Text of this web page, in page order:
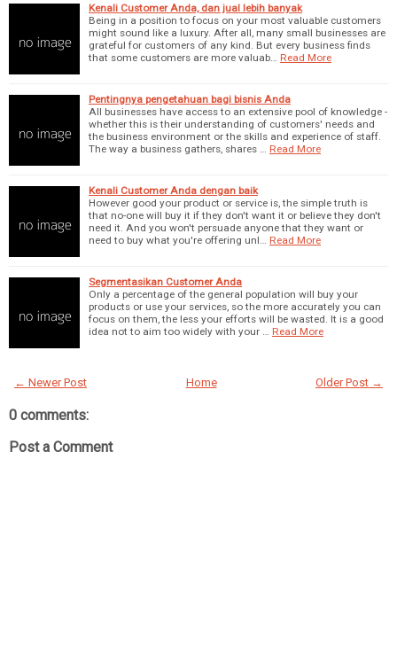
Kenali Customer Anda, dan jual lebih banyak
Being in a position to focus on your most valuable customers
might sound like a luxury. After all, many small businesses are
grateful for customers of any kind. But every business finds
that some customers are more valuab…
Read More
Pentingnya pengetahuan bagi bisnis Anda
All businesses have access to an extensive pool of knowledge -
whether this is their understanding of customers' needs and
the business environment or the skills and experience of staff.
The way a business gathers, shares …
Read More
Kenali Customer Anda dengan baik
However good your product or service is, the simple truth is
that no-one will buy it if they don't want it or believe they don't
need it. And you won't persuade anyone that they want or
need to buy what you're offering unl…
Read More
Segmentasikan Customer Anda
Only a percentage of the general population will buy your
products or use your services, so the more accurately you can
focus on them, the less your efforts will be wasted. It is a good
idea not to aim too widely with your …
Read More
← Newer Post Older Post →
Home
0 comments:
Post a Comment